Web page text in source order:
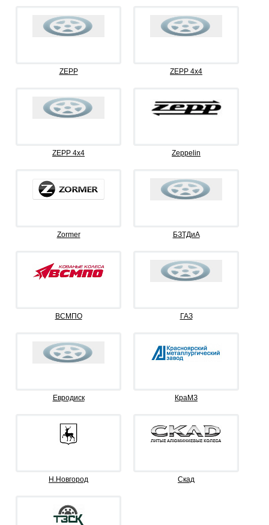
ZEPP ZEPP 4x4
ZEPP 4х4 Zeppelin
Zormer БЗТДиА
ВСМПО ГАЗ
Евродиск КраМЗ
Н.Новгород Скад